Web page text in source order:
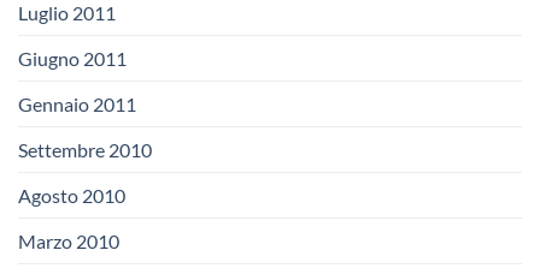
Luglio 2011
Giugno 2011
Gennaio 2011
Settembre 2010
Agosto 2010
Marzo 2010